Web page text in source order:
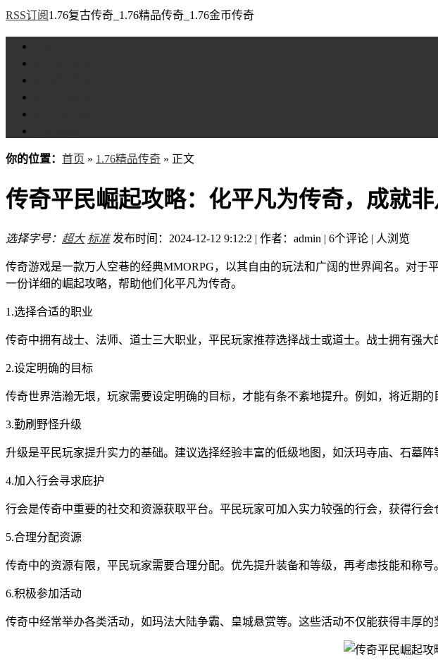
RSS订阅 1.76复古传奇_1.76精品传奇_1.76金币传奇
你的位置： 首页 » 1.76精品传奇 » 正文
传奇平民崛起攻略：化平凡为传奇，成就
选择字号： 超大 标准 发布时间：2024-12-12 9:12:2 | 作者：admin | 6个评论 | 人浏览
传奇游戏是一款万人空巷的经典MMORPG，以其自由的玩法和广阔的世界闻名。对
一份详细的崛起攻略，帮助他们化平凡为传奇。
1.选择合适的职业
传奇中拥有战士、法师、道士三大职业，平民玩家推荐选择战士或道士。战士拥有强
2.设定明确的目标
传奇世界浩瀚无垠，玩家需要设定明确的目标，才能有条不紊地提升。例如，将近期
3.勤刷野怪升级
升级是平民玩家提升实力的基础。建议选择经验丰富的低级地图，如沃玛寺庙、石墓
4.加入行会寻求庇护
行会是传奇中重要的社交和资源获取平台。平民玩家可加入实力较强的行会，获得行
5.合理分配资源
传奇中的资源有限，平民玩家需要合理分配。优先提升装备和等级，再考虑技能和称
6.积极参加活动
传奇中经常举办各类活动，如玛法大陆争霸、皇城悬赏等。这些活动不仅能获得丰厚